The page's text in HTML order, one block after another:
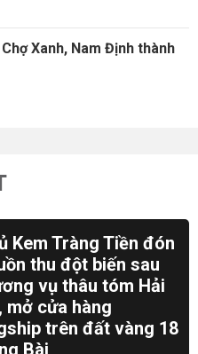
Xanh, Nam Định thành
Kem Tràng Tiền đón
thu đột biến sau
vụ thâu tóm Hải
mở cửa hàng
trên đất vàng 18
Bài